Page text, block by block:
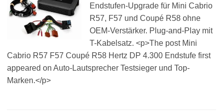
Endstufen-Upgrade für Mini Cabrio
R57, F57 und Coupé R58 ohne
OEM-Verstärker. Plug-and-Play mit
T-Kabelsatz. <p>The post Mini
Cabrio R57 F57 Coupé R58 Hertz DP 4.300 Endstufe first
appeared on Auto-Lautsprecher Testsieger und Top-
Marken.</p>